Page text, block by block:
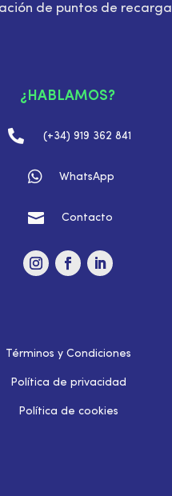
de puntos de recarga
¿HABLAMOS?
 (+34) 919 362 841
 WhatsApp
 Contacto
Términos y Condiciones
Política de privacidad
Política de cookies